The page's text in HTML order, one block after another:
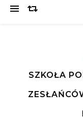
SZKOŁA